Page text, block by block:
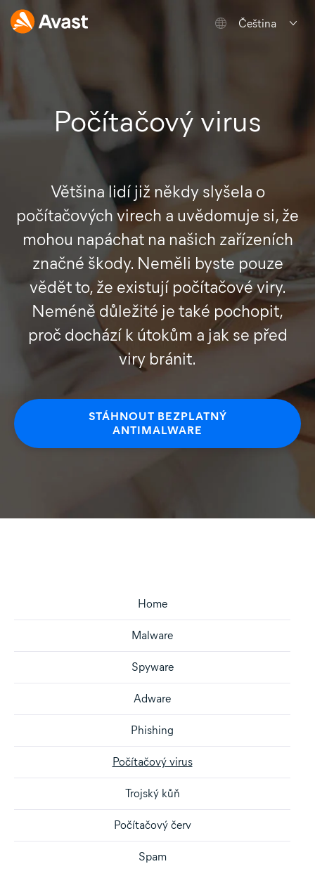
Čeština
Počítačový virus
Většina lidí již někdy slyšela o
počítačových virech a uvědomuje si, že
mohou napáchat na našich zařízeních
značné škody. Neměli byste pouze
vědět to, že existují počítačové viry.
Neméně důležité je také pochopit,
proč dochází k útokům a jak se před
viry bránit.
STÁHNOUT BEZPLATNÝ
ANTIMALWARE
Home
Malware
Spyware
Adware
Phishing
Počítačový virus
Trojský kůň
Počítačový červ
Spam